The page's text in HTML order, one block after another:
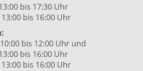
17:30 Uhr
bis 16:00 Uhr
bis 12:00 Uhr und
16:00 Uhr
bis 16:00 Uhr